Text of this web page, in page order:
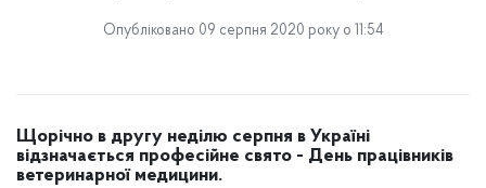
Опубліковано 09 серпня 2020 року о 11:54
Щорічно в другу неділю серпня в Україні
відзначається професійне свято - День працівників
ветеринарної медицини.